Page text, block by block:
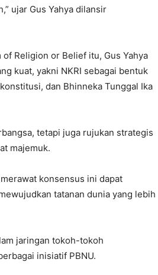
ujar Gus Yahya dilansir
Religion or Belief itu, Gus Yahya
kuat, yakni NKRI sebagai bentuk
dan Bhinneka Tunggal Ika
tetapi juga rujukan strategis
majemuk.
konsensus ini dapat
tatanan dunia yang lebih
jaringan tokoh-tokoh
inisiatif PBNU.